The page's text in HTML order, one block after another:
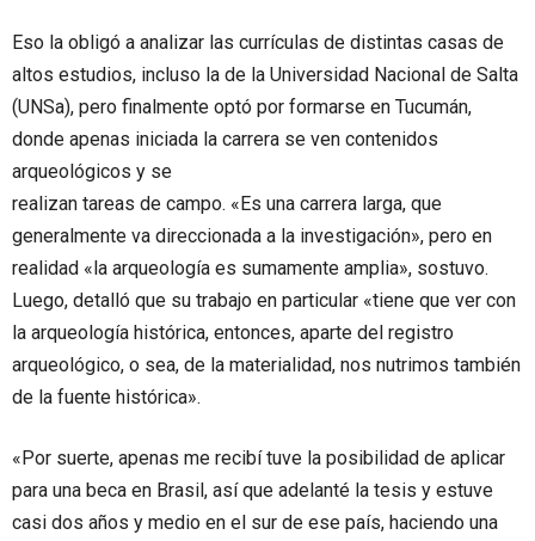
Eso la obligó a analizar las currículas de distintas casas de
altos estudios, incluso la de la Universidad Nacional de Salta
(UNSa), pero finalmente optó por formarse en Tucumán,
donde apenas iniciada la carrera se ven contenidos
arqueológicos y se
realizan tareas de campo. «Es una carrera larga, que
generalmente va direccionada a la investigación», pero en
realidad «la arqueología es sumamente amplia», sostuvo.
Luego, detalló que su trabajo en particular «tiene que ver con
la arqueología histórica, entonces, aparte del registro
arqueológico, o sea, de la materialidad, nos nutrimos también
de la fuente histórica».
«Por suerte, apenas me recibí tuve la posibilidad de aplicar
para una beca en Brasil, así que adelanté la tesis y estuve
casi dos años y medio en el sur de ese país, haciendo una